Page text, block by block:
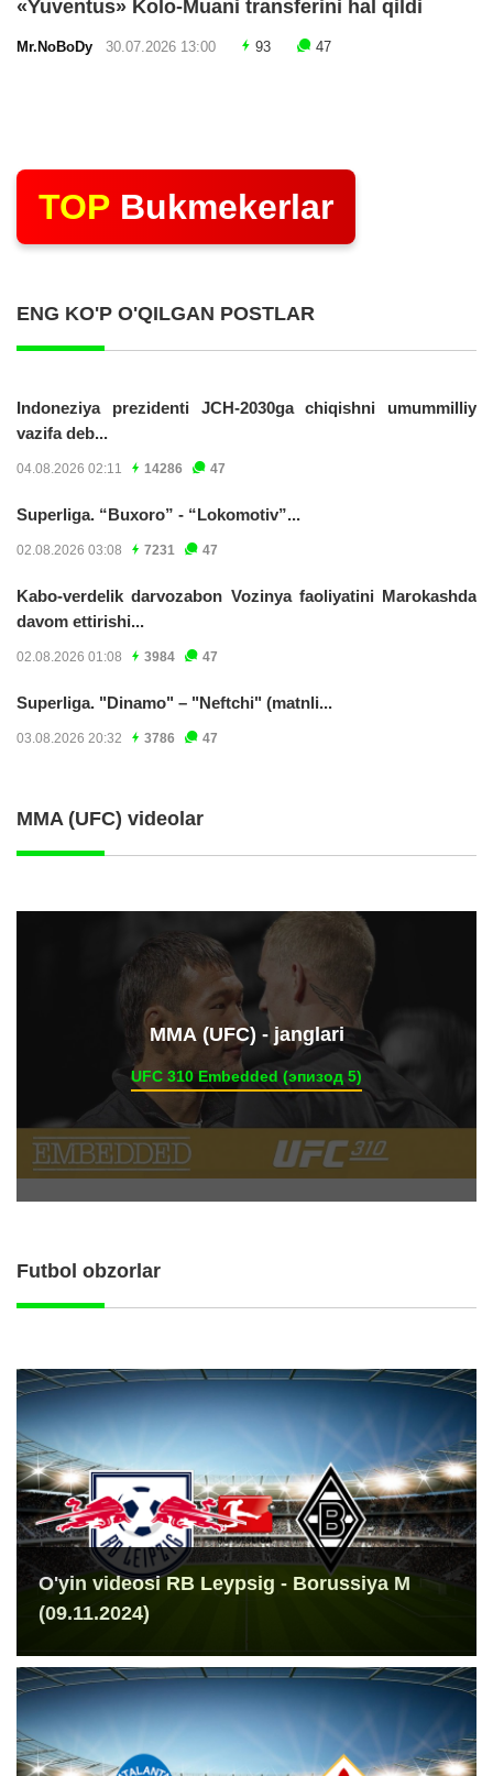
«Yuventus» Kolo-Muani transferini hal qildi
Mr.NoBoDy 30.07.2026 13:00 93 47
TOP Bukmekerlar
ENG KO'P O'QILGAN POSTLAR
Indoneziya prezidenti JCH-2030ga chiqishni umummilliy
vazifa deb...
04.08.2026 02:11 14286 47
Superliga. “Buxoro” - “Lokomotiv”...
02.08.2026 03:08 7231 47
Kabo-verdelik darvozabon Vozinya faoliyatini Marokashda
davom ettirishi...
02.08.2026 01:08 3984 47
Superliga. "Dinamo" – "Neftchi" (matnli...
03.08.2026 20:32 3786 47
MMA (UFC) videolar
ММА (UFC) - janglari
UFC 310 Embedded (эпизод 5)
Futbol obzorlar
O'yin videosi RB Leypsig - Borussiya M
(09.11.2024)